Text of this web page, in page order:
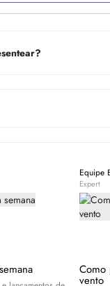
Equipe
Expert
vento